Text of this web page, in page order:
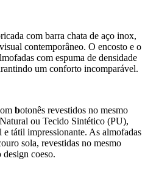
com barra chata de aço inox,
contemporâneo. O encosto e o
com espuma de densidade
um conforto incomparável.
botonês revestidos no mesmo
ou Tecido Sintético (PU),
tátil impressionante. As almofadas
sola, revestidas no mesmo
coeso.